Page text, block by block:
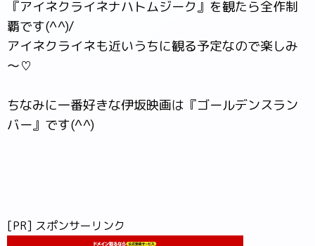
『アイネクライネナハトムジーク』を観たら全作制
覇です(^^)/
アイネクライネも近いうちに観る予定なので楽しみ
～♡
ちなみに一番好きな伊坂映画は『ゴールデンスラン
バー』です(^^)
[PR] スポンサーリンク